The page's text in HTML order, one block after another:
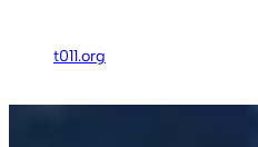
ス
t011.org